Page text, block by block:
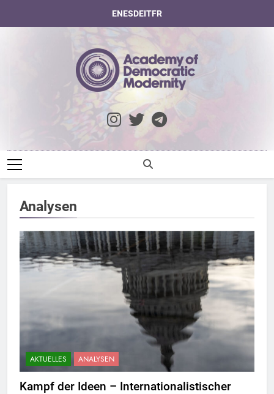
ENESDEITFR
Academy Of
Democratic
Modernity
Analysen
AKTUELLES ANALYSEN
Kampf der Ideen – Internationalistischer